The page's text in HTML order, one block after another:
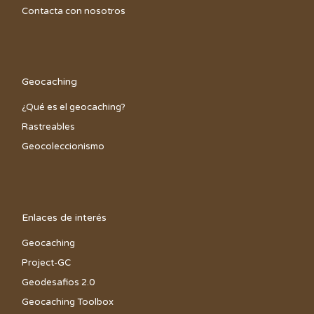
E
t
o
Contacta con nosotros
Geocaching
¿Qué es el geocaching?
Rastreables
Geocoleccionismo
Enlaces de interés
Geocaching
Project-GC
Geodesafios 2.0
Geocaching Toolbox